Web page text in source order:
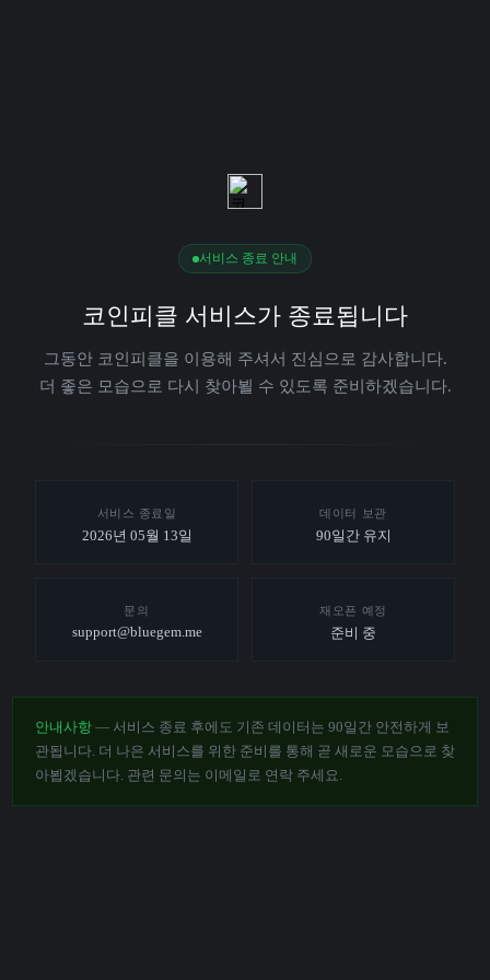
서비스 종료 안내
코인피클 서비스가 종료됩니다
그동안 코인피클을 이용해 주셔서 진심으로 감사합니다.
더 좋은 모습으로 다시 찾아뵐 수 있도록 준비하겠습니다.
서비스 종료일
2026년 05월 13일
데이터 보관
90일간 유지
문의
support@bluegem.me
재오픈 예정
준비 중
안내사항 — 서비스 종료 후에도 기존 데이터는 90일간 안전하게 보
관됩니다. 더 나은 서비스를 위한 준비를 통해 곧 새로운 모습으로 찾
아뵙겠습니다. 관련 문의는 이메일로 연락 주세요.